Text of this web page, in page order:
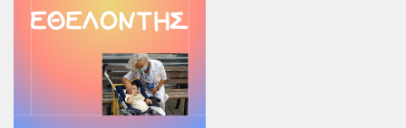
Δωρητές
Χορηγοί Επικοινωνίας
Επικοινωνία